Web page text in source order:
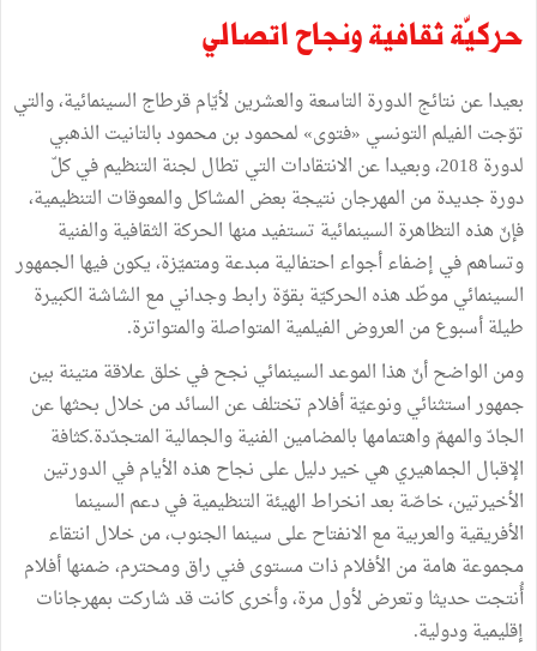
حركيّة ثقافية ونجاح اتصالي
بعيدا عن نتائج الدورة التاسعة والعشرين لأيّام قرطاج السينمائية، والتي
توّجت الفيلم التونسي «فتوى» لمحمود بن محمود بالتانيت الذهبي
لدورة 2018، وبعيدا عن الانتقادات التي تطال لجنة التنظيم في كلّ
دورة جديدة من المهرجان نتيجة بعض المشاكل والمعوقات التنظيمية،
فإنّ هذه التظاهرة السينمائية تستفيد منها الحركة الثقافية والفنية
وتساهم في إضفاء أجواء احتفالية مبدعة ومتميّزة، يكون فيها الجمهور
السينمائي موطّد هذه الحركيّة بقوّة رابط وجداني مع الشاشة الكبيرة
طيلة أسبوع من العروض الفيلمية المتواصلة والمتواترة.
ومن الواضح أنّ هذا الموعد السينمائي نجح في خلق علاقة متينة بين
جمهور استثنائي ونوعيّة أفلام تختلف عن السائد من خلال بحثها عن
الجادّ والمهمّ واهتمامها بالمضامين الفنية والجمالية المتجدّدة.كثافة
الإقبال الجماهيري هي خير دليل على نجاح هذه الأيام في الدورتين
الأخيرتين، خاصّة بعد انخراط الهيئة التنظيمية في دعم السينما
الأفريقية والعربية مع الانفتاح على سينما الجنوب، من خلال انتقاء
مجموعة هامة من الأفلام ذات مستوى فني راق ومحترم، ضمنها أفلام
أُنتجت حديثا وتعرض لأول مرة، وأخرى كانت قد شاركت بمهرجانات
إقليمية ودولية.